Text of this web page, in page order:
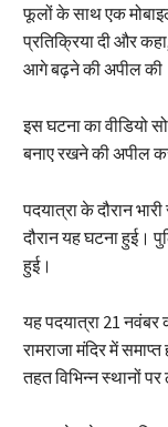
फूलों के साथ एक
प्रतिक्रिया दी और
आगे बढ़ने की अपील
इस घटना का वीडियो
बनाए रखने की अपील
पदयात्रा के दौरान
दौरान यह घटना हुई।
हुई।
यह पदयात्रा 21
रामराजा मंदिर में
तहत विभिन्न स्थानों